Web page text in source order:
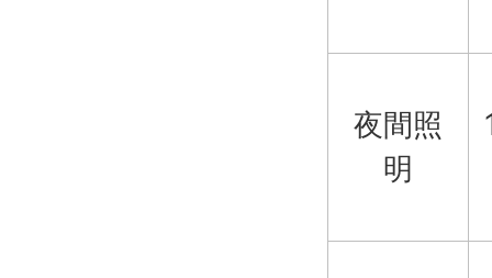
夜間照
明